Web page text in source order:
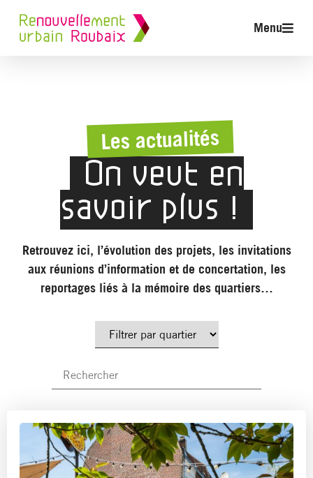
Menu
Les actualités
On veut en
savoir plus !
Retrouvez ici, l’évolution des projets, les invitations
aux réunions d’information et de concertation, les
reportages liés à la mémoire des quartiers…